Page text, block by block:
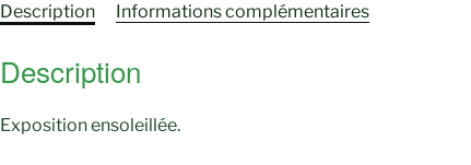
Description Informations complémentaires
Description
Exposition ensoleillée.